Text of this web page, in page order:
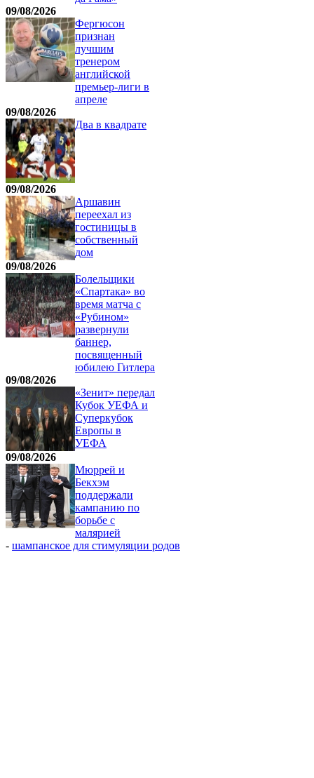
09/08/2026
Фергюсон
признан
лучшим
тренером
английской
премьер-лиги в
апреле
09/08/2026
Два в квадрате
09/08/2026
Аршавин
переехал из
гостиницы в
собственный
дом
09/08/2026
Болельщики
«Спартака» во
время матча с
«Рубином»
развернули
баннер,
посвященный
юбилею Гитлера
09/08/2026
«Зенит» передал
Кубок УЕФА и
Суперкубок
Европы в
УЕФА
09/08/2026
Мюррей и
Бекхэм
поддержали
кампанию по
борьбе с
малярией
- шампанское для стимуляции родов